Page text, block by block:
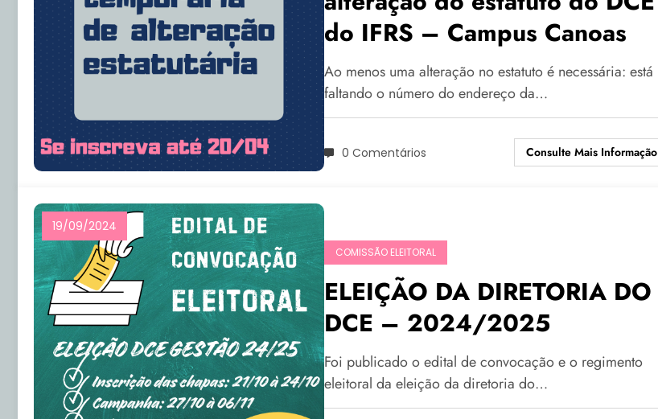
do IFRS – Campus Canoas
Ao menos uma alteração no estatuto é necessária: está
faltando o número do endereço da…
0 Comentários Consulte Mais Informação
19/09/2024
COMISSÃO ELEITORAL
ELEIÇÃO DA DIRETORIA DO
DCE – 2024/2025
Foi publicado o edital de convocação e o regimento
eleitoral da eleição da diretoria do…